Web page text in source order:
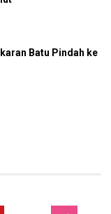
Batu Pindah ke